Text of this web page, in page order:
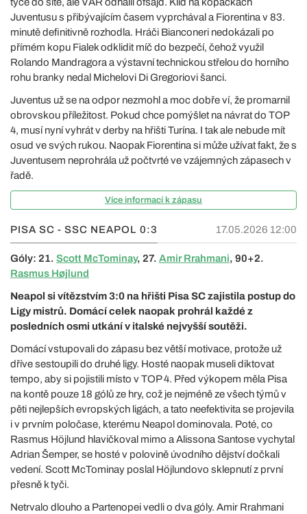
Juventusu s přibývajícím časem vyprchával a Fiorentina v 83.
minutě definitivně rozhodla. Hráči Bianconeri nedokázali po
přímém kopu Fialek odklidit míč do bezpečí, čehož využil
Rolando Mandragora a výstavní technickou střelou do horního
rohu branky nedal Michelovi Di Gregoriovi šanci.
Juventus už se na odpor nezmohl a moc dobře ví, že promarnil
obrovskou příležitost. Pokud chce pomýšlet na návrat do TOP
4, musí nyní vyhrát v derby na hřišti Turína. I tak ale nebude mít
osud ve svých rukou. Naopak Fiorentina si může užívat fakt, že s
Juventusem neprohrála už počtvrté ve vzájemných zápasech v
řadě.
Více informací k zápasu
PISA SC - SSC NEAPOL 0:3 17.05.2026 12:00
Góly: 21. Scott McTominay, 27. Amir Rrahmani, 90+2.
Rasmus Højlund
Neapol si vítězstvím 3:0 na hřišti Pisa SC zajistila postup do
Ligy mistrů. Domácí celek naopak prohrál každé z
posledních osmi utkání v italské nejvyšší soutěži.
Domácí vstupovali do zápasu bez větší motivace, protože už
dříve sestoupili do druhé ligy. Hosté naopak museli diktovat
tempo, aby si pojistili místo v TOP 4. Před výkopem měla Pisa
na kontě pouze 18 gólů ze hry, což je nejméně ze všech týmů v
pěti nejlepších evropských ligách, a tato neefektivita se projevila
i v prvním poločase, kterému Neapol dominovala. Poté, co
Rasmus Höjlund hlavičkoval mimo a Alissona Santose vychytal
Adrian Šemper, se hosté v polovině úvodního dějství dočkali
vedení. Scott McTominay poslal Höjlundovo sklepnutí z první
přesně k tyči.
Netrvalo dlouho a Partenopei vedli o dva góly. Amir Rrahmani